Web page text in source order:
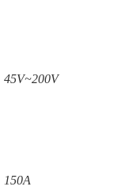
45V~200V
150A